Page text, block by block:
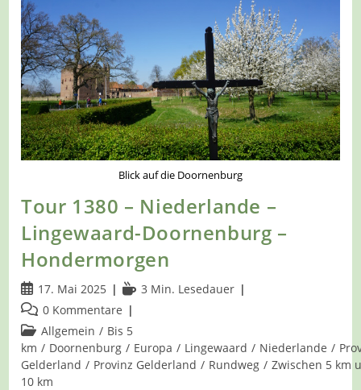
Ubbergen
–
Mit
Dem
N70
Auf
Und
Ab
Bei
Berg
En
Dal
Blick auf die Doornenburg
Tour 1380 – Niederlande –
Lingewaard-Doornenburg –
Hondermorgen
Beitrag
veröffentlicht:
17. Mai 2025 Lesedauer:
3 Min. Lesedauer
Beitrags-
Kommentare:
0 Kommentare
Beitrags-
Kategorie:
Allgemein / Bis 5
km / Doornenburg / Europa / Lingewaard / Niederlande /
Gelderland / Provinz Gelderland / Rundweg / Zwischen 5 km
10 km